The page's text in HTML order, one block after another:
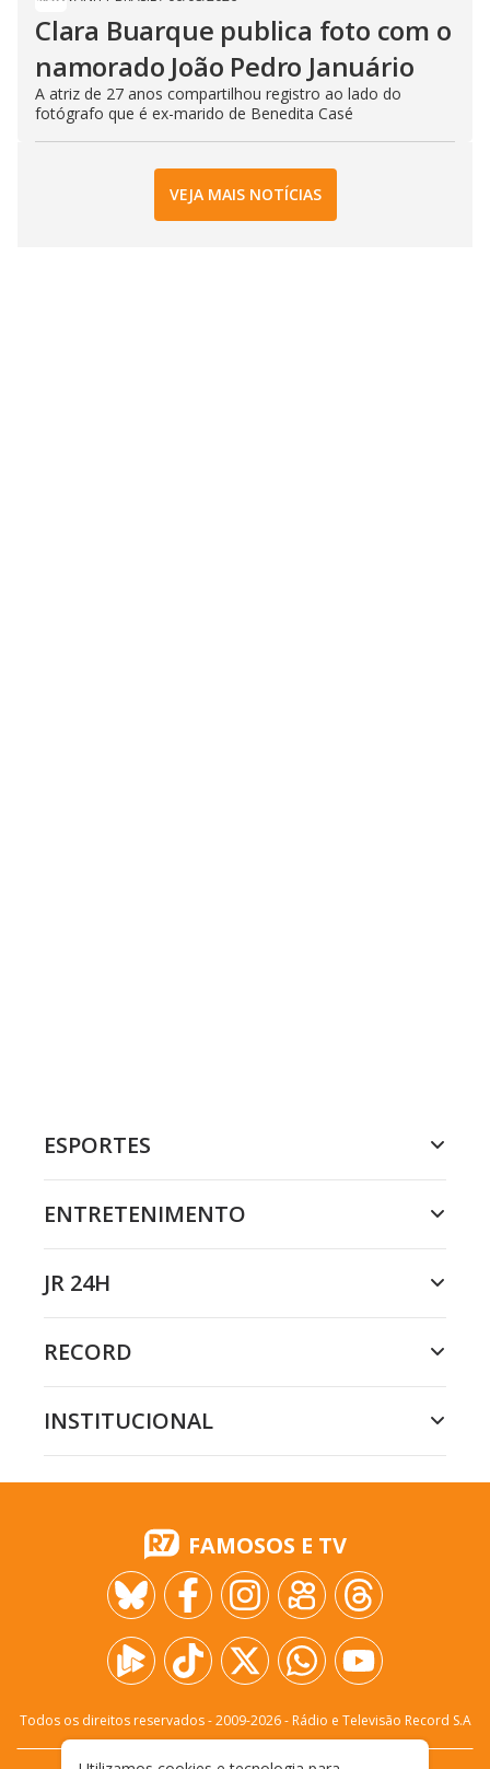
Clara Buarque publica foto com o
namorado João Pedro Januário
A atriz de 27 anos compartilhou registro ao lado do
fotógrafo que é ex-marido de Benedita Casé
VEJA MAIS NOTÍCIAS
ESPORTES
ENTRETENIMENTO
JR 24H
RECORD
INSTITUCIONAL
FAMOSOS E TV
Todos os direitos reservados - 2009-2026- Rádio e Televisão Record S.A